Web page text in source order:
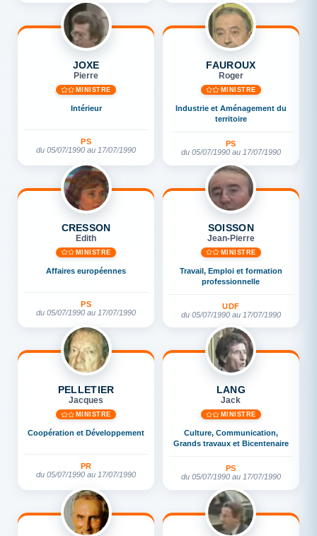
JOXE
Pierre
MINISTRE
Intérieur
PS
du 05/07/1990 au 17/07/1990
FAUROUX
Roger
MINISTRE
Industrie et Aménagement du
territoire
PS
du 05/07/1990 au 17/07/1990
CRESSON
Edith
MINISTRE
Affaires européennes
PS
du 05/07/1990 au 17/07/1990
SOISSON
Jean-Pierre
MINISTRE
Travail, Emploi et formation
professionnelle
UDF
du 05/07/1990 au 17/07/1990
PELLETIER
Jacques
MINISTRE
Coopération et Développement
PR
du 05/07/1990 au 17/07/1990
LANG
Jack
MINISTRE
Culture, Communication,
Grands travaux et Bicentenaire
PS
du 05/07/1990 au 17/07/1990